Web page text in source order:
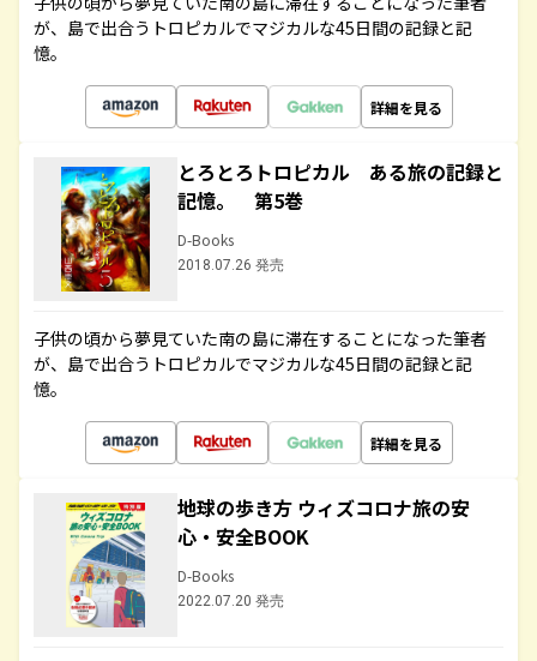
が、島で出合うトロピカルでマジカルな45日間の記録と記
憶。
詳細を見る
とろとろトロピカル ある旅の記録と
記憶。 第5巻
D-Books
2018.07.26 発売
子供の頃から夢見ていた南の島に滞在することになった筆者
が、島で出合うトロピカルでマジカルな45日間の記録と記
憶。
詳細を見る
地球の歩き方 ウィズコロナ旅の安
心・安全BOOK
D-Books
2022.07.20 発売